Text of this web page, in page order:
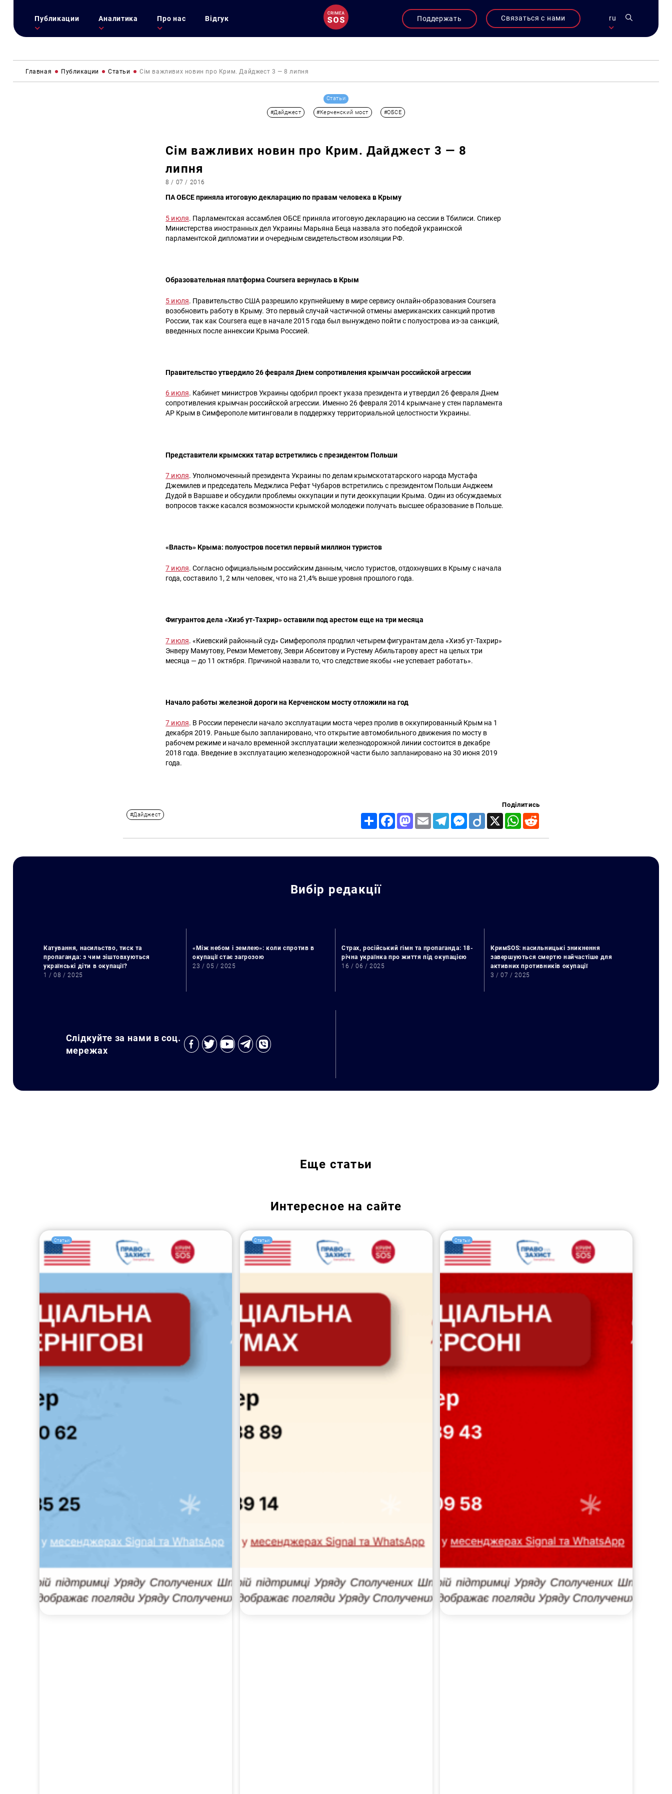
Публикации Аналитика Про нас Відгук Поддержать Связаться с нами ru
Главная Публикации Статьи Сім важливих новин про Крим. Дайджест 3 — 8 липня
Статьи
#Дайджест #Керченский мост #ОБСЕ
Сім важливих новин про Крим. Дайджест 3 — 8
липня
8 / 07 / 2016
ПА ОБСЕ приняла итоговую декларацию по правам человека в Крыму
5 июля. Парламентская ассамблея ОБСЕ приняла итоговую декларацию на сессии в Тбилиси. Спикер
Министерства иностранных дел Украины Марьяна Беца назвала это победой украинской
парламентской дипломатии и очередным свидетельством изоляции РФ.
Образовательная платформа Coursera вернулась в Крым
5 июля. Правительство США разрешило крупнейшему в мире сервису онлайн-образования Coursera
возобновить работу в Крыму. Это первый случай частичной отмены американских санкций против
России, так как Coursera еще в начале 2015 года был вынуждено пойти с полуострова из-за санкций,
введенных после аннексии Крыма Россией.
Правительство утвердило 26 февраля Днем сопротивления крымчан российской агрессии
6 июля. Кабинет министров Украины одобрил проект указа президента и утвердил 26 февраля Днем
сопротивления крымчан российской агрессии. Именно 26 февраля 2014 крымчане у стен парламента
АР Крым в Симферополе митинговали в поддержку территориальной целостности Украины.
Представители крымских татар встретились с президентом Польши
7 июля. Уполномоченный президента Украины по делам крымскотатарского народа Мустафа
Джемилев и председатель Меджлиса Рефат Чубаров встретились с президентом Польши Анджеем
Дудой в Варшаве и обсудили проблемы оккупации и пути деоккупации Крыма. Один из обсуждаемых
вопросов также касался возможности крымской молодежи получать высшее образование в Польше.
«Власть» Крыма: полуостров посетил первый миллион туристов
7 июля. Согласно официальным российским данным, число туристов, отдохнувших в Крыму с начала
года, составило 1, 2 млн человек, что на 21,4% выше уровня прошлого года.
Фигурантов дела «Хизб ут-Тахрир» оставили под арестом еще на три месяца
7 июля. «Киевский районный суд» Симферополя продлил четырем фигурантам дела «Хизб ут-Тахрир»
Энверу Мамутову, Ремзи Меметову, Зеври Абсеитову и Рустему Абильтарову арест на целых три
месяца — до 11 октября. Причиной назвали то, что следствие якобы «не успевает работать».
Начало работы железной дороги на Керченском мосту отложили на год
7 июля. В России перенесли начало эксплуатации моста через пролив в оккупированный Крым на 1
декабря 2019. Раньше было запланировано, что открытие автомобильного движения по мосту в
рабочем режиме и начало временной эксплуатации железнодорожной линии состоится в декабре
2018 года. Введение в эксплуатацию железнодорожной части было запланировано на 30 июня 2019
года.
#Дайджест
Поділитись
Share FacebookMastodon
Email TelegramMessenger
Diigo X WhatsApp
Вибір редакції
Катування, насильство, тиск та
пропаганда: з чим зіштовхуються
українські діти в окупації?
1 / 08 / 2025
«Між небом і землею»: коли спротив в
окупації стає загрозою
23 / 05 / 2025
Страх, російський гімн та пропаганда: 18-
річна українка про життя під окупацією
16 / 06 / 2025
КримSOS: насильницькі зникнення
завершуються смертю найчастіше для
активних противників окупації
3 / 07 / 2025
Слідкуйте за нами в соц.
мережах
Еще статьи
Интересное на сайте
Статьи Статьи Статьи